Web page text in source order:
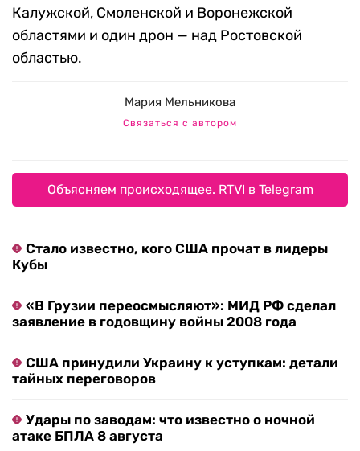
Калужской, Смоленской и Воронежской
областями и один дрон — над Ростовской
областью.
Мария Мельникова
Связаться с автором
Объясняем происходящее. RTVI в Telegram
Стало известно, кого США прочат в лидеры
Кубы
«В Грузии переосмысляют»: МИД РФ сделал
заявление в годовщину войны 2008 года
США принудили Украину к уступкам: детали
тайных переговоров
Удары по заводам: что известно о ночной
атаке БПЛА 8 августа